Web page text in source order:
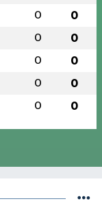
0 0
0 0
0 0
0 0
0 0